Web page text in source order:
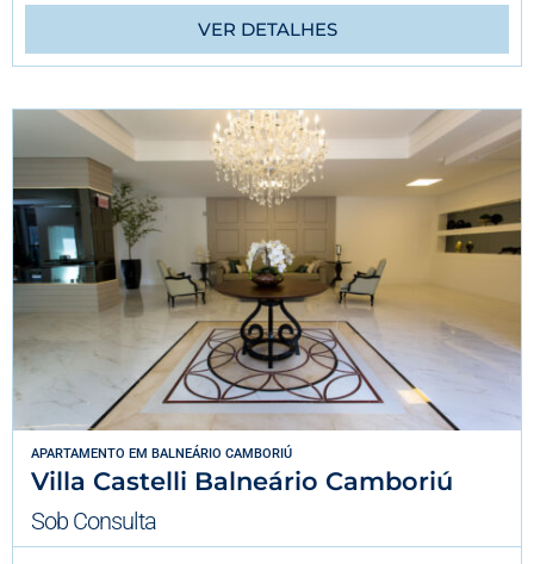
VER DETALHES
APARTAMENTO EM BALNEÁRIO CAMBORIÚ
Villa Castelli Balneário Camboriú
Sob Consulta